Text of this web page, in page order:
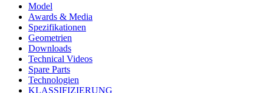
Model
Awards & Media
Spezifikationen
Geometrien
Downloads
Technical Videos
Spare Parts
Technologien
KLASSIFIZIERUNG